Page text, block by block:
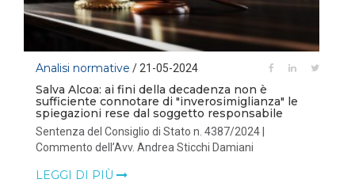
Analisi normative / 21-05-2024
Salva Alcoa: ai fini della decadenza non è
sufficiente connotare di "inverosimiglianza" le
spiegazioni rese dal soggetto responsabile
Sentenza del Consiglio di Stato n. 4387/2024 |
Commento dell’Avv. Andrea Sticchi Damiani
LEGGI DI PIÙ